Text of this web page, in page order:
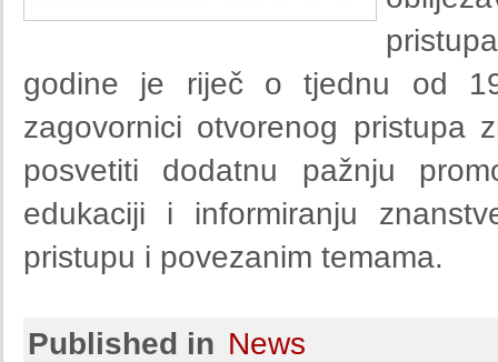
godine je riječ o tjednu od
zagovornici otvorenog pristupa
posvetiti dodatnu pažnju
edukaciji i informiranju
pristupu i povezanim temama.
Published in News